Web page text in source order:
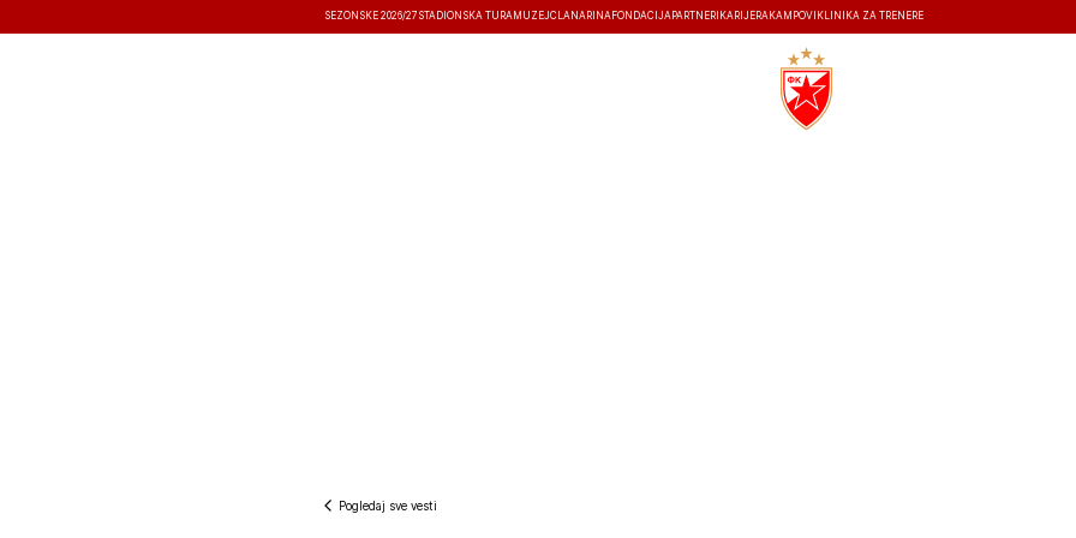
SEZONSKE 2026/27 STADIONSKA TURA MUZEJČLANARINA FONDACIJA PARTNERI KARIJERA KAMPOVI KLINIKA ZA TRENERE
Pogledaj sve vesti